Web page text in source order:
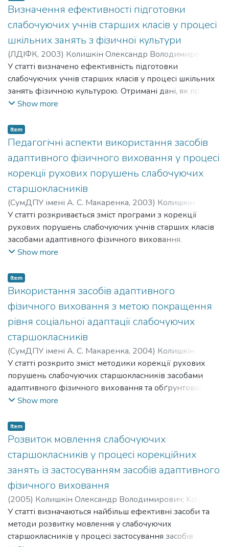
спеціальної школи в позаурочний час з метою їх
фізичної та соціальної реабілітації на основі
використання настільного тенісу, силової підготовки,
плавання та циклічних видів рухової активності
протягом навчального року. Розраховано на фахівців
у галузі корекційної педагогіки та фізичної реабілітації
осіб із розладами слуху, які проводять заняття з
фізичної культури та спорту в спеціальних школах для
глухих і слабочуючих дітей, тренерів-викладачів з
реабілітація», «Фізична культура та Олімпійський і
професійний спорт», «Дефектологія».
Визначення ефективності підготовки
слабочуючих учнів старших класів у процесі
шкільних занять з фізичної культури
(ЛДІФК, 2003) Колишкін Олександр Володимирович
Kolyshkin Oleksandr Volodymyrovych
У статті визначено ефективність підготовки
слабочуючих учнів старших класів у процесі шкільних
занять фізичною культурою. Отримані дані, як про
рівень рухової підготовленості слабочуючих юнаків,
свідчать про те, що у більшості респонденти вважають
свій рівень фізичної підготовленості явно недостатнім
та хотіли б його покращити за рахунок проведення
додаткових занять з різних видів фізкультурно-
спортивної діяльності в урочний та позаурочний час.
Show more
Item
Педагогічні аспекти використання засобів
адаптивного фізичного виховання у процесі
корекції рухових порушень слабочуючих
старшокласників
(СумДПУ імені А. С. Макаренка, 2003) Колишкін
Олександр Володимирович ;Kolyshkin Oleksandr
Volodymyrovych
У статті розкривається зміст програми з корекції
рухових порушень слабочуючих учнів старших класів
засобами адаптивного фізичного виховання.
Обґрунтовується пошук форм фізкультурно-
функціонального стану і фізичного рівня осіб із
розладами слуху. Визначені прийоми та методи
навчання вправам адаптивної спрямова-ності під час
роботі із слабочуючими юнаками, акцентується увага
на особливостях їх застосування.
Show more
Item
Використання засобів адаптивного
фізичного виховання з метою покращення
рівня соціальної адаптації слабочуючих
старшокласників
(СумДПУ імені А. С. Макаренка, 2004) Колишкін
Олександр Володимирович;Kolyshkin Oleksandr
Volodymyrovych;Лянной Юрій Олегович; Liannoi Yurii
Olehovych
У статті розкрито зміст методики корекції рухових
порушень слабочуючих старшокласників засобами
адаптивного фізичного виховання та обґрунтовано її
позитивний вплив на рівень їхньої соціальної
психодіагностичних методів.
Show more
Item
Розвиток мовлення слабочуючих
старшокласників у процесі корекційних
занять із застосуванням засобів адаптивного
фізичного виховання
(2005) Колишкін Олександр Володимирович; Kolyshkin
Oleksandr Volodymyrovych
У статті визначаються найбільш ефективні засоби та
методи розвитку мовлення у слабочуючих
старшокласників у процесі застосування засобів